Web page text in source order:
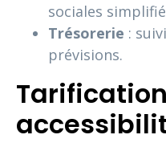
sociales
Trésorerie :
prévisions.